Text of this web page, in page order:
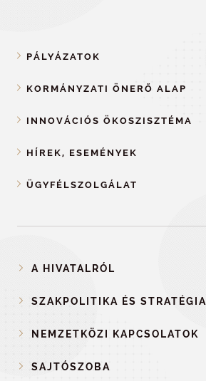
PÁLYÁZATOK
KORMÁNYZATI ÖNERŐ ALAP
INNOVÁCIÓS ÖKOSZISZTÉMA
HÍREK, ESEMÉNYEK
ÜGYFÉLSZOLGÁLAT
A HIVATALRÓL
SZAKPOLITIKA ÉS STRATÉGIA
NEMZETKÖZI KAPCSOLATOK
SAJTÓSZOBA